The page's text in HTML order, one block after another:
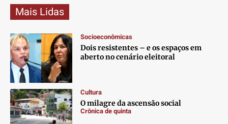
Mais Lidas
Socioeconômicas
Dois resistentes – e os espaços em
aberto no cenário eleitoral
Cultura
O milagre da ascensão social
Crônica de quinta